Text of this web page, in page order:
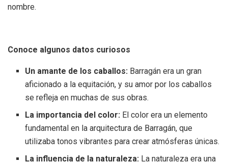
nombre.
Conoce algunos datos curiosos
Un amante de los caballos: Barragán era un gran
aficionado a la equitación, y su amor por los caballos
se refleja en muchas de sus obras.
La importancia del color: El color era un elemento
fundamental en la arquitectura de Barragán, que
utilizaba tonos vibrantes para crear atmósferas únicas.
La influencia de la naturaleza: La naturaleza era una